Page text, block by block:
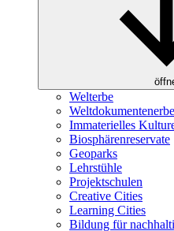
Welterbe
Weltdokumentenerbe
Immaterielles
Biosphärenreservate
Geoparks
Lehrstühle
Projektschulen
Creative Cities
Learning Cities
Bildung für